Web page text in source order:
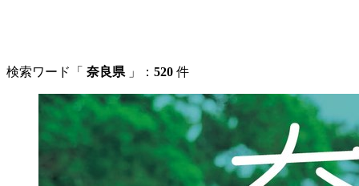
検索ワード「 奈良県 」： 520 件